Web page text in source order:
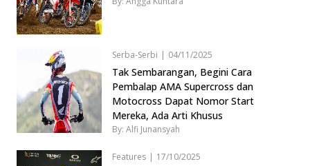
Serba-Serbi | 04/11/2025
Tak Sembarangan, Begini Cara
Pembalap AMA Supercross dan
Motocross Dapat Nomor Start
Mereka, Ada Arti Khusus
By: Alfi Junansyah
Features | 17/10/2025